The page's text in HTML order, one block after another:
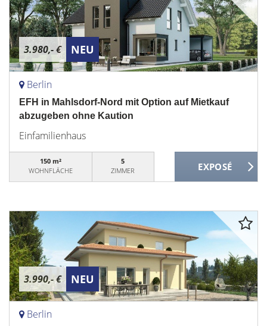
3.980,- € NEU
Berlin
EFH in Mahlsdorf-Nord mit Option auf Mietkauf
abzugeben ohne Kaution
Einfamilienhaus
150 m²
WOHNFLÄCHE
5
ZIMMER
3.990,- € NEU
Berlin